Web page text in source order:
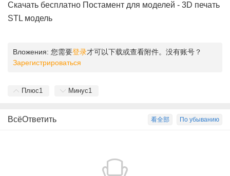
Скачать бесплатно Постамент для моделей - 3D печать
STL модель
Вложения: 您需要登录才可以下载或查看附件。没有账号？
Зарегистрироваться
Плюс1 Минус1
По убыванию
看全部
ВсёОтветить